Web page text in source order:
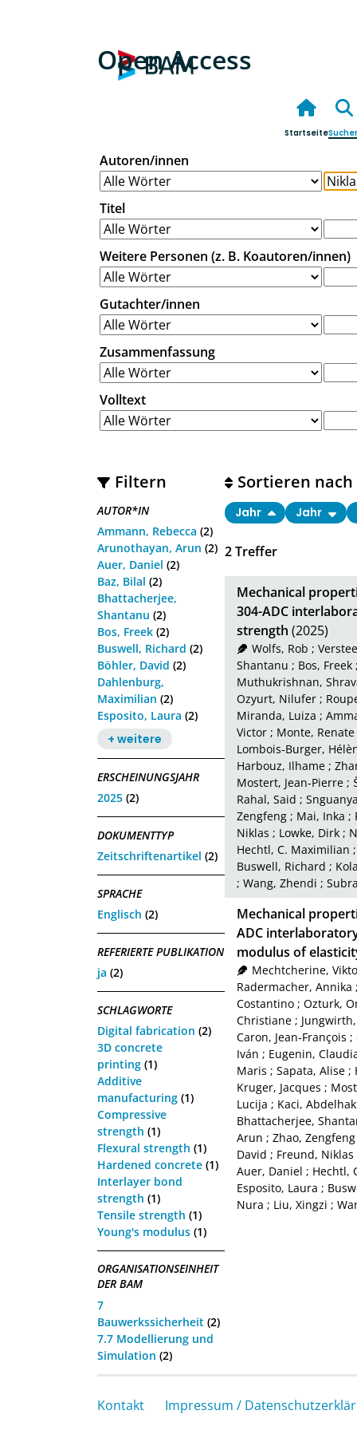
Open Access
Startseite
Autoren/innen
Titel
Weitere Personen (z. B. Koautoren/innen)
Gutachter/innen
Zusammenfassung
Volltext
Filtern
AUTOR*IN
Ammann, Rebecca (2)
Arunothayan, Arun (2)
Auer, Daniel (2)
Baz, Bilal (2)
Bhattacherjee,
Shantanu (2)
Bos, Freek (2)
Buswell, Richard (2)
Böhler, David (2)
Dahlenburg,
Maximilian (2)
Esposito, Laura (2)
+ weitere
ERSCHEINUNGSJAHR
2025 (2)
DOKUMENTTYP
Zeitschriftenartikel (2)
SPRACHE
Englisch (2)
REFERIERTE PUBLIKATION
ja (2)
SCHLAGWORTE
Digital fabrication (2)
3D concrete
printing (1)
Additive
manufacturing (1)
Compressive
strength (1)
Flexural strength (1)
Hardened concrete (1)
Interlayer bond
strength (1)
Tensile strength (1)
Young's modulus (1)
ORGANISATIONSEINHEIT
DER BAM
7
Bauwerkssicherheit (2)
7.7 Modellierung und
Simulation (2)
2Treffer
Sortieren nach
Jahr Jahr
Mechanical
304-ADC
strength (2025)
Wolfs, Rob ;
Shantanu ; Bos, Freek
Muthukrishnan,
Ozyurt, Nilufer ;
Miranda, Luiza ;
Victor ; Monte, Renate
Lombois‑Burger,
Harbouz, Ilhame ;
Mostert, Jean‑Pierre ;
Rahal, Said ;
Zengfeng ; Mai, Inka ;
Niklas ; Lowke, Dirk ;
Hechtl, C. Maximilian
Buswell, Richard ;
; Wang, Zhendi ;
Mechanical
ADC
modulus of
Mechtcherine,
Radermacher, Annika
Costantino ; Ozturk,
Christiane ;
Caron, Jean‑François ;
Iván ; Eugenin,
Maris ; Sapata, Alise ;
Kruger, Jacques ;
Lucija ; Kaci, Abdelhak
Bhattacherjee,
Arun ; Zhao, Zengfeng
David ; Freund, Niklas
Auer, Daniel ; Hechtl,
Esposito, Laura ;
Nura ; Liu, Xingzi ;
Kontakt Impressum /